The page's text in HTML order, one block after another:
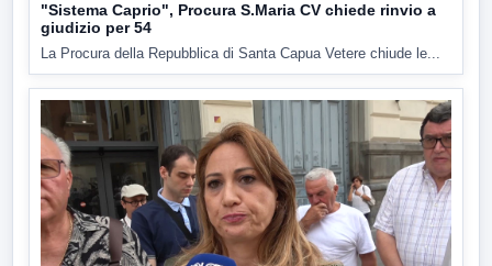
"Sistema Caprio", Procura S.Maria CV chiede rinvio a
giudizio per 54
La Procura della Repubblica di Santa Capua Vetere chiude le...